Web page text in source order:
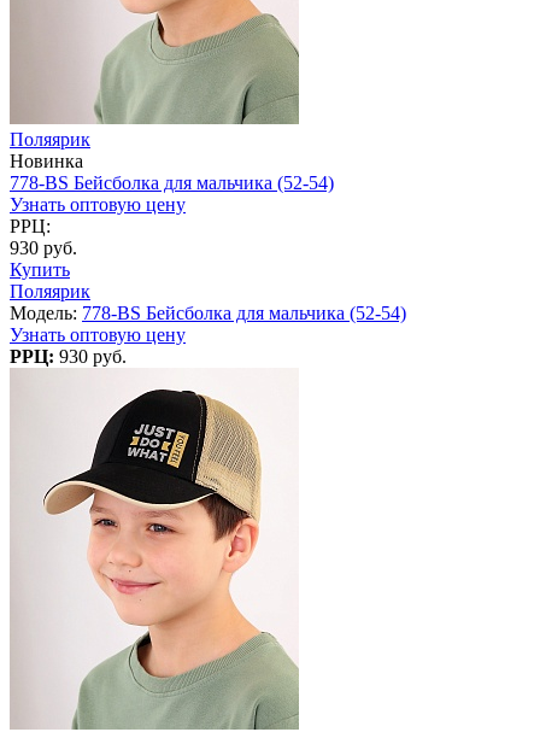
Поляярик
Новинка
778-BS Бейсболка для мальчика (52-54)
Узнать оптовую цену
РРЦ:
930 руб.
Купить
Поляярик
Модель: 778-BS Бейсболка для мальчика (52-54)
Узнать оптовую цену
РРЦ: 930 руб.